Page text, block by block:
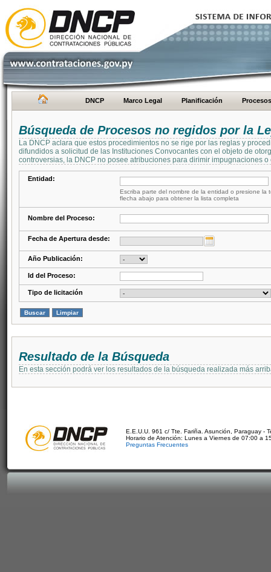
DNCP Marco Legal Planificación Procesos
Búsqueda de Procesos no regidos por la
La DNCP aclara que estos procedimientos no se rige por las reglas y
difundidos a solicitud de las Instituciones Convocantes con el objeto de
controversias, la DNCP no posee atribuciones para dirimir impugnaciones
Entidad:
Escriba parte del nombre de la entidad o presione la
flecha abajo para obtener la lista completa
Nombre del Proceso:
Fecha de Apertura desde:
Año Publicación:
Id del Proceso:
Tipo de licitación
Resultado de la Búsqueda
En esta sección podrá ver los resultados de la búsqueda realizada más
E.E.U.U. 961 c/ Tte. Fariña. Asunción, Paraguay -
Horario de Atención: Lunes a Viernes de 07:00 a
Preguntas Frecuentes